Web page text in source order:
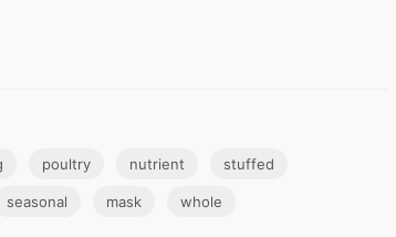
poultry nutrient stuffed
seasonal mask whole